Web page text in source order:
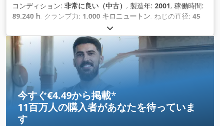
コンディション: 非常に良い（中古） , 製造年: 2001, 稼働時間:
89,240 h, クランプ力: 1,000 キロニュートン, ねじの直径: 45
, 射出重量:
1000-350 (174) ベルトコンベアを使わない販売 商品番号: 174
在庫状況: 在庫あり 建設年: 2001 ブランド: アルブルグ 技術デ
ータ 注入重量：210g 締付力：1,000kN ネジ径：45mm スプレ
ー圧力: 1670 bar 穴間隔: 420x420 mm クランププレートサイ
ズ：570x570mm ツール取り付け高さ最小: 250 mm コントロ
ール：セロジカ 言語: ドイツ語 Crjdpfx Asvt Rzaehkef 電力:
32.2kW 稼働時間: 89,240時間 重量: 3430kg 寸法: 4.4x1.7 m フ
ァンネル: いいえ コア移動: はい ユーロマップ: はい エアバル
ブ: はい
今すぐ€4.49から掲載*
11百万人の購入者があなたを待っていま
す